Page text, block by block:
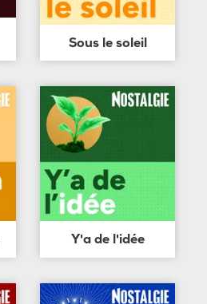
Sous le soleil
Y'a de l'idée